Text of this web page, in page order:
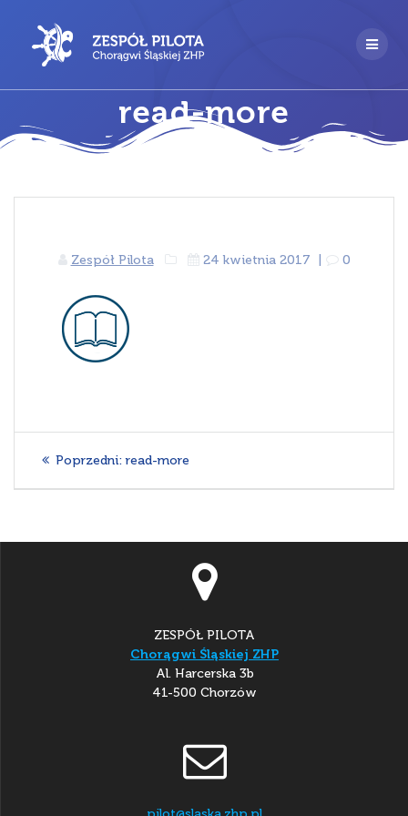
treści
read-more
Zespół Pilota 24 kwietnia 2017 0
Nawigacja
wpisu
Poprzedni: Poprzedni
read-more
ZESPÓŁ PILOTA
Chorągwi Śląskiej ZHP
Al. Harcerska 3b
41-500 Chorzów